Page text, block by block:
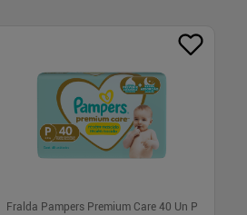
Fralda Pampers Premium Care 40 Un P